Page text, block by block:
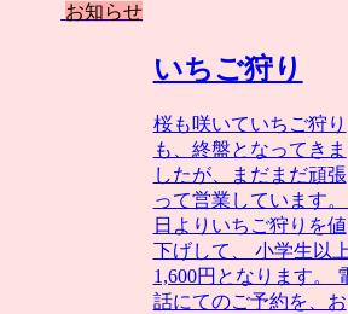
お知らせ
いちご狩り
桜も咲いていちご狩り
も、終盤となってきま
したが、まだまだ頑張
って営業しています
日よりいちご狩りを値
下げして、 小学生以上
1,600円となります。
話にてのご予約を、お